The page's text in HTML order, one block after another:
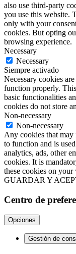
also use third-party
you use this website.
only with your
cookies. But opting
browsing experience.
Necessary
Necessary
Siempre activado
Necessary cookies
function properly.
basic functionalities
cookies do not store
Non-necessary
Non-necessary
Any cookies that may
to function and is
analytics, ads, other
cookies. It is
these cookies on your
GUARDAR Y
Centro de
Opciones
Gestión de